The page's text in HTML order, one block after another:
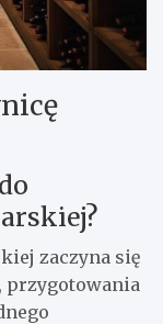
zaczyna się
przygotowania